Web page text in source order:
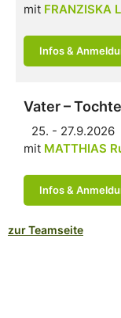
mit FRANZISKA
Infos &
Vater –
25. - 27.9.2026
mit MATTHIAS
Infos &
zur Teamseite